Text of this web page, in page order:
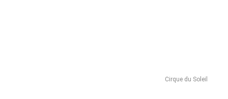
Cirque du Soleil